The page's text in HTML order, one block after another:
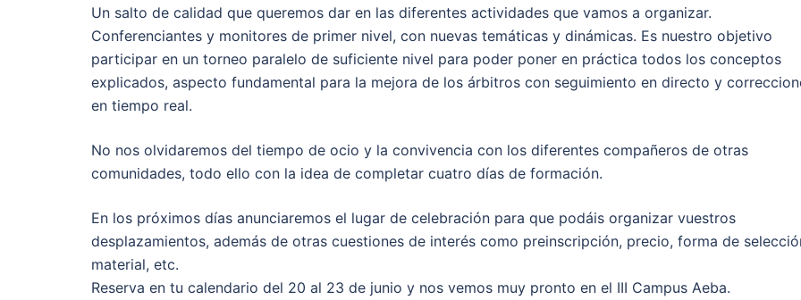
Un salto de calidad que queremos dar en las diferentes actividades que vamos a organizar.
Conferenciantes y monitores de primer nivel, con nuevas temáticas y dinámicas. Es nuestro objetivo
participar en un torneo paralelo de suficiente nivel para poder poner en práctica todos los conceptos
explicados, aspecto fundamental para la mejora de los árbitros con seguimiento en directo y
en tiempo real.
No nos olvidaremos del tiempo de ocio y la convivencia con los diferentes compañeros de otras
comunidades, todo ello con la idea de completar cuatro días de formación.
En los próximos días anunciaremos el lugar de celebración para que podáis organizar vuestros
desplazamientos, además de otras cuestiones de interés como preinscripción, precio, forma de
material, etc.
Reserva en tu calendario del 20 al 23 de junio y nos vemos muy pronto en el III Campus Aeba.